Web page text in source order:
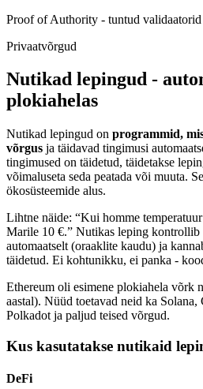
Proof of Authority - tuntud
Privaatvõrgud
Nutikad lepingud -
plokiahelas
Nutikad lepingud on programmid,
võrgus ja täidavad tingimusi
tingimused on täidetud, täidetakse
võimaluseta seda peatada või muuta.
ökosüsteemide alus.
Lihtne näide: “Kui homme
Marile 10 €.” Nutikas leping kontrollib
automaatselt (oraaklite kaudu) ja
täidetud. Ei kohtunikku, ei panka -
Ethereum oli esimene plokiahela võrk
aastal). Nüüd toetavad neid ka Solana,
Polkadot ja paljud teised võrgud.
Kus kasutatakse nutikaid
DeFi